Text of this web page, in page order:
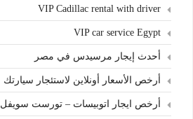
VIP Cadillac rental with driver
VIP car service Egypt
أحدث إيجار مرسيدس في مصر
أرخص الأسعار أونلاين لاستئجار سيارتك
أرخص ايجار اتوبيسات – تورست سويفل